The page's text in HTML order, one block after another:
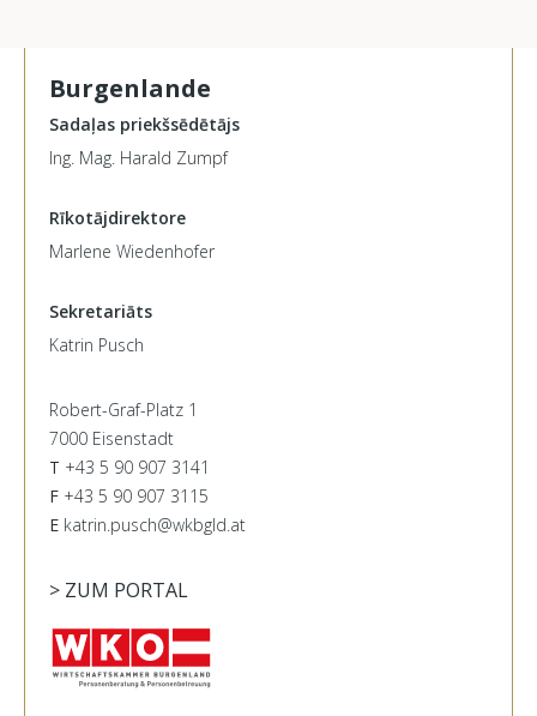
Burgenlande
Sadaļas priekšsēdētājs
Ing. Mag. Harald Zumpf
Rīkotājdirektore
Marlene Wiedenhofer
Sekretariāts
Katrin Pusch
Robert-Graf-Platz 1
7000 Eisenstadt
T +43 5 90 907 3141
F +43 5 90 907 3115
E katrin.pusch@wkbgld.at
> ZUM PORTAL